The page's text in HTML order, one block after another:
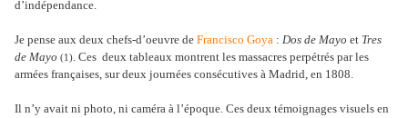
d’indépendance.
Je pense aux deux chefs-d’oeuvre de Francisco Goya : Dos de Mayo et Tres
de Mayo (1). Ces deux tableaux montrent les massacres perpétrés par les
armées françaises, sur deux journées consécutives à Madrid, en 1808.
Il n’y avait ni photo, ni caméra à l’époque. Ces deux témoignages visuels en